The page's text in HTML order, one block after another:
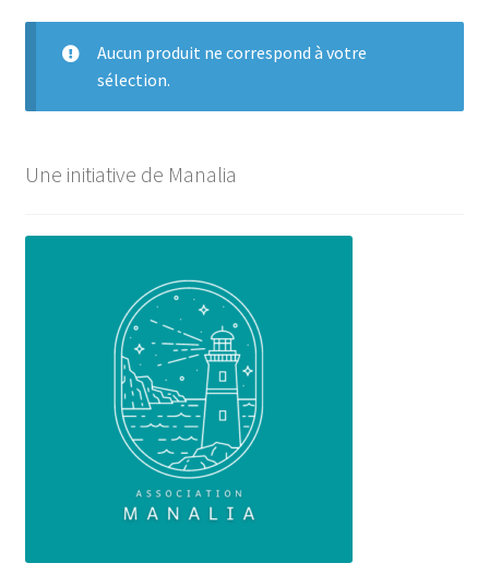
Contact
Connexion
Aucun produit ne correspond à votre
sélection.
Une initiative de Manalia